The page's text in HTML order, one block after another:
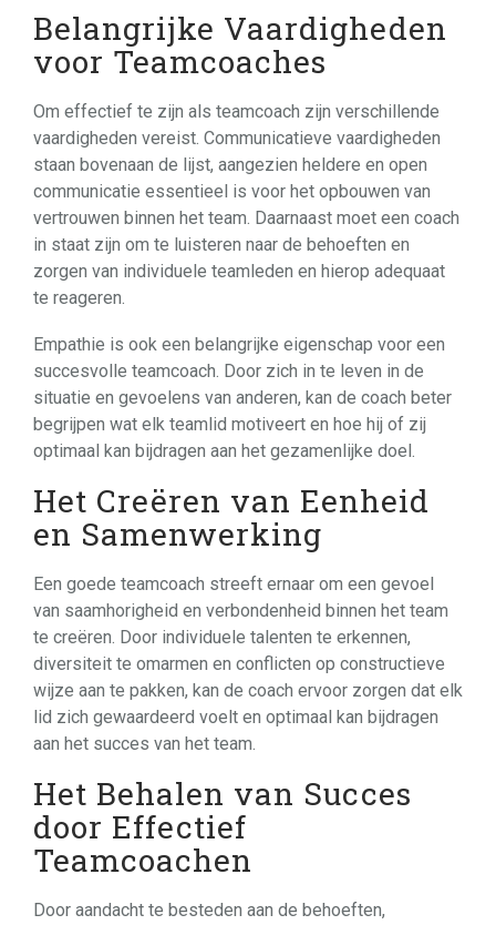
Belangrijke Vaardigheden
voor Teamcoaches
Om effectief te zijn als teamcoach zijn verschillende
vaardigheden vereist. Communicatieve vaardigheden
staan bovenaan de lijst, aangezien heldere en open
communicatie essentieel is voor het opbouwen van
vertrouwen binnen het team. Daarnaast moet een coach
in staat zijn om te luisteren naar de behoeften en
zorgen van individuele teamleden en hierop adequaat
te reageren.
Empathie is ook een belangrijke eigenschap voor een
succesvolle teamcoach. Door zich in te leven in de
situatie en gevoelens van anderen, kan de coach beter
begrijpen wat elk teamlid motiveert en hoe hij of zij
optimaal kan bijdragen aan het gezamenlijke doel.
Het Creëren van Eenheid
en Samenwerking
Een goede teamcoach streeft ernaar om een gevoel
van saamhorigheid en verbondenheid binnen het team
te creëren. Door individuele talenten te erkennen,
diversiteit te omarmen en conflicten op constructieve
wijze aan te pakken, kan de coach ervoor zorgen dat elk
lid zich gewaardeerd voelt en optimaal kan bijdragen
aan het succes van het team.
Het Behalen van Succes
door Effectief
Teamcoachen
Door aandacht te besteden aan de behoeften,